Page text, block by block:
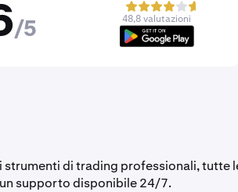
/5
48,8 valutazioni
strumenti di trading professionali, tutte
supporto disponibile 24/7.